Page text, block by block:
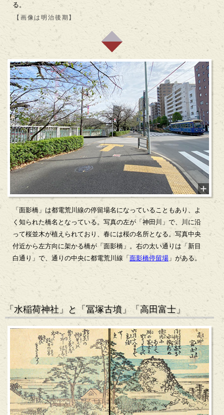
る。
【画像は明治後期】
「面影橋」は都電荒川線の停留場名になっていることもあり、よ
く知られた橋名となっている。写真の左が「神田川」で、川に沿
って桜並木が植えられており、春には桜の名所となる。写真中央
付近から左方向に架かる橋が「面影橋」。右の太い通りは「新目
白通り」で、通りの中央に都電荒川線「 面影橋停留場 」がある。
「水稲荷神社」と「冨塚古墳」「高田富士」